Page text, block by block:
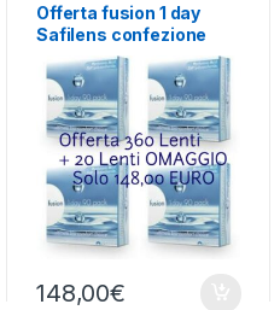
Offerta fusion 1 day
Safilens confezione
360 LAC
148,00€